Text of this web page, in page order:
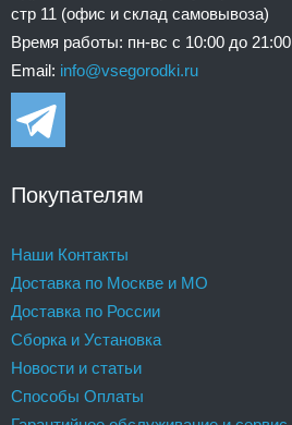
стр 11 (офис и склад самовывоза)
Время работы: пн-вс с 10:00 до 21:00
Email: info@vsegorodki.ru
Покупателям
Наши Контакты
Доставка по Москве и МО
Доставка по России
Сборка и Установка
Новости и статьи
Способы Оплаты